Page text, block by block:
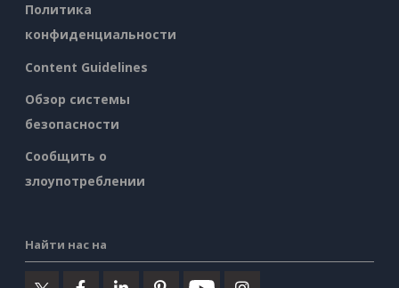
Политика
конфиденциальности
Content Guidelines
Обзор системы
безопасности
Сообщить о
злоупотреблении
Найти нас на